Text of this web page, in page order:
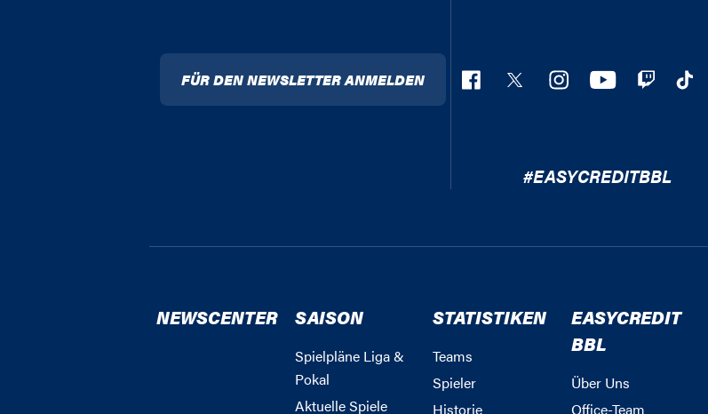
FÜR DEN NEWSLETTER ANMELDEN
#EASYCREDITBBL
NEWSCENTER SAISON
Spielpläne Liga &
Pokal
Aktuelle Spiele
STATISTIKEN
Teams
Spieler
Historie
EASYCREDIT
BBL
Über Uns
Office-Team